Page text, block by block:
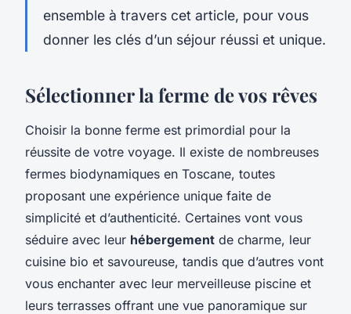
ensemble à travers cet article, pour vous
donner les clés d’un séjour réussi et unique.
Sélectionner la ferme de vos rêves
Choisir la bonne ferme est primordial pour la
réussite de votre voyage. Il existe de nombreuses
fermes biodynamiques en Toscane, toutes
proposant une expérience unique faite de
simplicité et d’authenticité. Certaines vont vous
séduire avec leur hébergement de charme, leur
cuisine bio et savoureuse, tandis que d’autres vont
vous enchanter avec leur merveilleuse piscine et
leurs terrasses offrant une vue panoramique sur